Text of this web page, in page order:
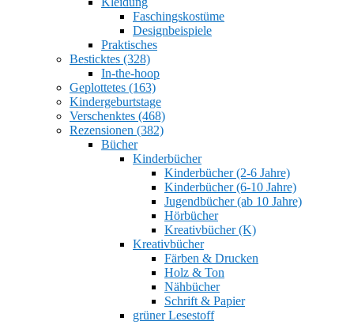
Faschingskostüme
Designbeispiele
Praktisches
Besticktes (328)
In-the-hoop
Geplottetes (163)
Kindergeburtstage
Verschenktes (468)
Rezensionen (382)
Bücher
Kinderbücher
Kinderbücher (2-6 Jahre)
Kinderbücher (6-10 Jahre)
Jugendbücher (ab 10 Jahre)
Hörbücher
Kreativbücher (K)
Kreativbücher
Färben & Drucken
Holz & Ton
Nähbücher
Schrift & Papier
grüner Lesestoff